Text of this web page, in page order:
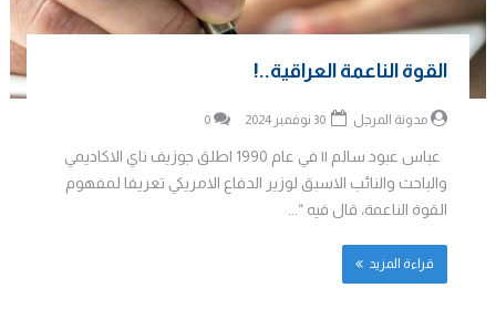
القوة الناعمة العراقية..!
مدونة المرجل 0
عباس عبود سالم || في عام 1990 اطلق جوزيف ناي الاكاديمي
والباحث والنائب الاسبق لوزير الدفاع الامريكي تعريفا لمفهوم
القوة الناعمة، قال فيه “...
قراءة المزيد